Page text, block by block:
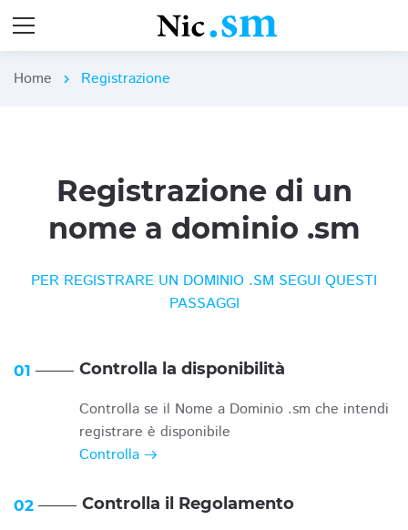
Home chevron_right Registrazione
Registrazione di un
nome a dominio .sm
PER REGISTRARE UN DOMINIO .SM SEGUI QUESTI
PASSAGGI
01 Controlla la disponibilità
Controlla se il Nome a Dominio .sm che intendi
registrare è disponibile
Controlla
02 Controlla il Regolamento